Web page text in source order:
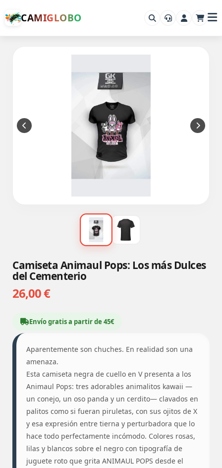
CAMIGLOBO
Camiseta Animaul Pops: Los más Dulces
del Cementerio
26,00 €
Envío gratis a partir de 45€
Aparentemente son chuches. En realidad son una
amenaza.
Esta camiseta negra de cuello en V presenta a los
Animaul Pops: tres adorables animalitos kawaii —
un conejo, un oso panda y un cerdito— clavados en
palitos como si fueran piruletas, con sus ojitos de X
y esa expresión entre tierna y perturbadora que lo
hace todo perfectamente incómodo. Colores rosas,
lilas y blancos sobre el negro con tipografía de
juguete roto que grita ANIMAUL POPS desde el